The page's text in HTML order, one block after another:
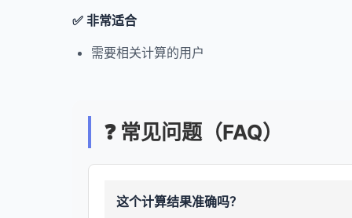
✅ 非常适合
需要相关计算的用户
❓ 常见问题（FAQ）
这个计算结果准确吗？